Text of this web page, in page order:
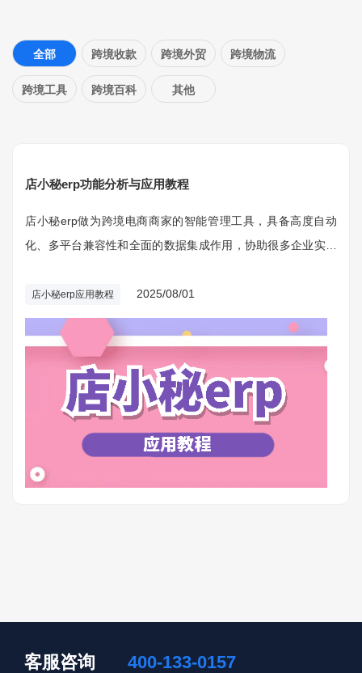
全部 跨境收款 跨境外贸 跨境物流
跨境工具 跨境百科 其他
店小秘erp功能分析与应用教程
店小秘erp做为跨境电商商家的智能管理工具，具备高度自动
化、多平台兼容性和全面的数据集成作用，协助很多企业实现
店小秘erp应用教程 2025/08/01
客服咨询 400-133-0157